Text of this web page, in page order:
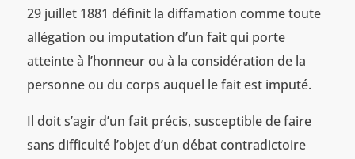
29 juillet 1881 définit la diffamation comme toute
allégation ou imputation d’un fait qui porte
atteinte à l’honneur ou à la considération de la
personne ou du corps auquel le fait est imputé.
Il doit s’agir d’un fait précis, susceptible de faire
sans difficulté l’objet d’un débat contradictoire